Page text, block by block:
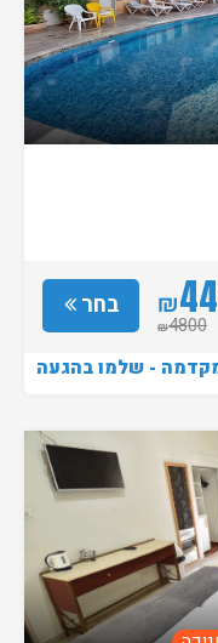
בחר ₪
₪4800
- שלמו בהגעה